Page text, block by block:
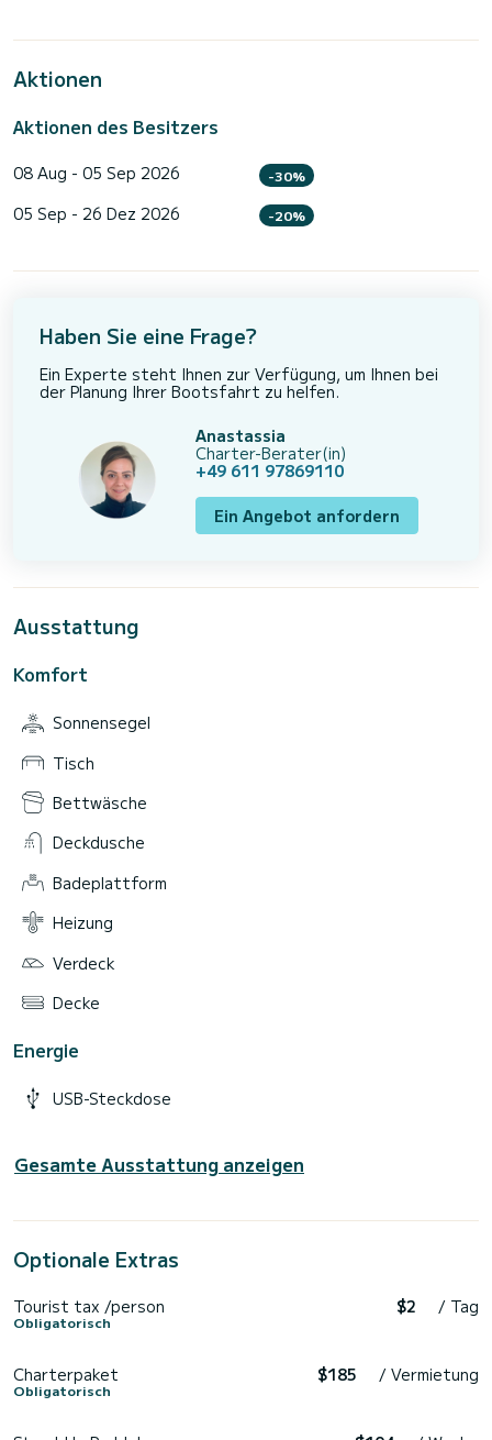
Aktionen
Aktionen des Besitzers
08 Aug - 05 Sep 2026 -30%
05 Sep - 26 Dez 2026 -20%
Haben Sie eine Frage?
Ein Experte steht Ihnen zur Verfügung, um Ihnen bei
der Planung Ihrer Bootsfahrt zu helfen.
Anastassia
Charter-Berater(in)
+49 611 97869110
Ein Angebot anfordern
Ausstattung
Komfort
Sonnensegel
Tisch
Bettwäsche
Deckdusche
Badeplattform
Heizung
Verdeck
Decke
Energie
USB-Steckdose
Gesamte Ausstattung anzeigen
Optionale Extras
Tourist tax /person
Obligatorisch
$2 / Tag
Charterpaket
Obligatorisch
$185 / Vermietung